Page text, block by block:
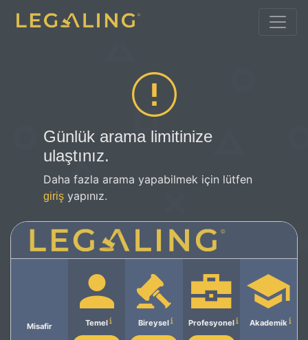
Günlük arama limitinize
ulaştınız.
Daha fazla arama yapabilmek için lütfen
giriş yapınız.
Misafir Temel Bireysel Profesyonel Akademik